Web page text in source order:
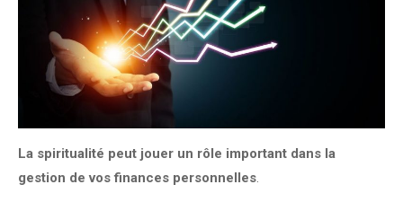
La spiritualité peut jouer un rôle important dans la
gestion de vos finances personnelles.